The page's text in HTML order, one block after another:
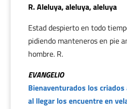
R. Aleluya, aleluya, aleluya
Estad despierto en todo
pidiendo manteneros en pie
hombre. R.
EVANGELIO
Bienaventurados los criados
al llegar los encuentre en